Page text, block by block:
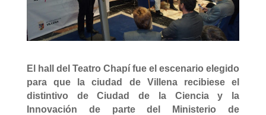
El hall del Teatro Chapí fue el escenario elegido
para que la ciudad de Villena recibiese el
distintivo de Ciudad de la Ciencia y la
Innovación de parte del Ministerio de